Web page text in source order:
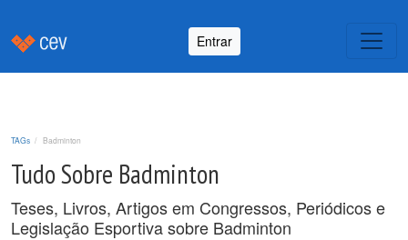
Entrar
TAGs Badminton
Tudo Sobre Badminton
Teses, Livros, Artigos em Congressos, Periódicos e
Legislação Esportiva sobre Badminton